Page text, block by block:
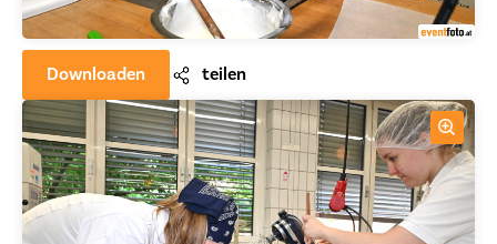
Downloaden teilen